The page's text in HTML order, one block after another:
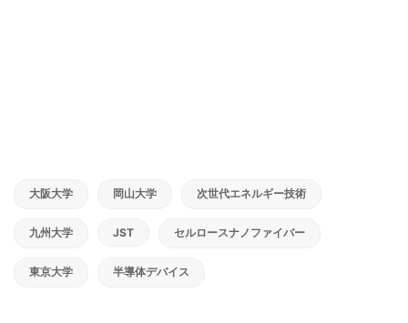
大阪大学 岡山大学 次世代エネルギー技術
九州大学 JST セルロースナノファイバー
東京大学 半導体デバイス